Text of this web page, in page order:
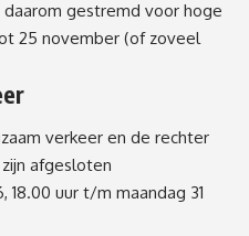
gestremd voor hoge
25 november (of zoveel
verkeer en de rechter
afgesloten
18.00 uur t/m maandag 31